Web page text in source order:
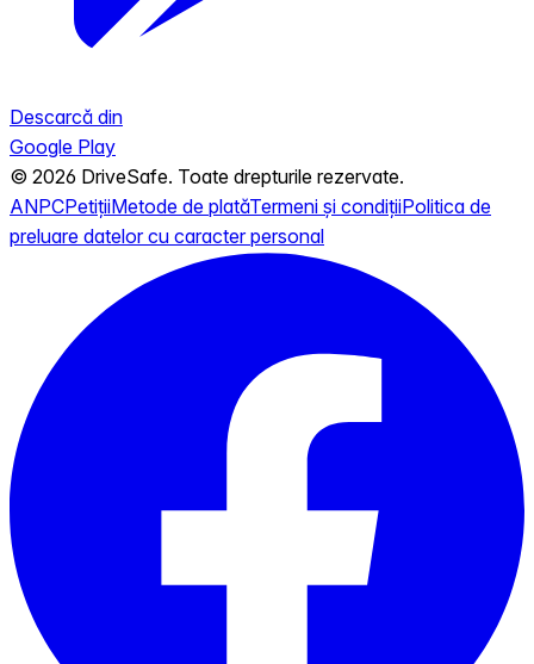
Descarcă din
Google Play
© 2026 DriveSafe. Toate drepturile rezervate.
ANPCPetițiiMetode de platăTermeni și condițiiPolitica de
preluare datelor cu caracter personal